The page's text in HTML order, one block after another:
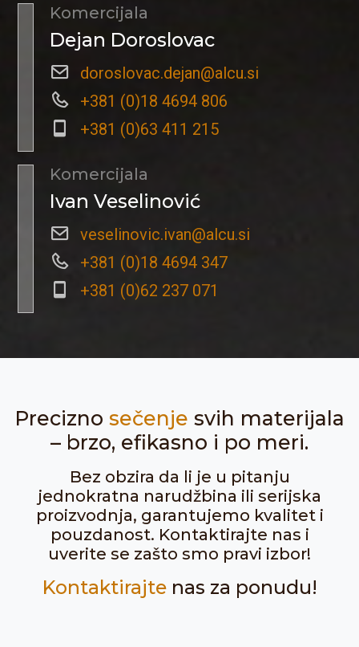
Komercijala
Dejan Doroslovac
doroslovac.dejan@alcu.si
+381 (0)18 4694 806
+381 (0)63 411 215
Komercijala
Ivan Veselinović
veselinovic.ivan@alcu.si
+381 (0)18 4694 347
+381 (0)62 237 071
Precizno sečenje svih materijala
– brzo, efikasno i po meri.
Bez obzira da li je u pitanju
jednokratna narudžbina ili serijska
proizvodnja, garantujemo kvalitet i
pouzdanost. Kontaktirajte nas i
uverite se zašto smo pravi izbor!
Kontaktirajtenas za ponudu!